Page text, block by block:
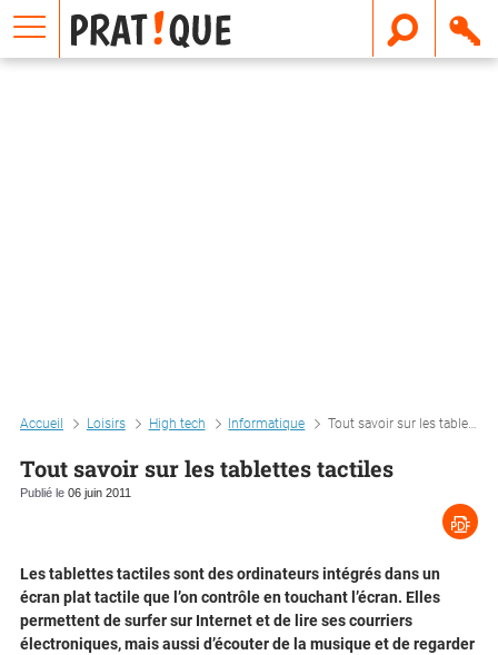
Accueil Loisirs High tech Informatique Tout savoir sur les tablettes tactiles
Tout savoir sur les tablettes tactiles
Publié le 06 juin 2011
Les tablettes tactiles sont des ordinateurs intégrés dans un
écran plat tactile que l’on contrôle en touchant l’écran. Elles
permettent de surfer sur Internet et de lire ses courriers
électroniques, mais aussi d’écouter de la musique et de regarder
E
m
a